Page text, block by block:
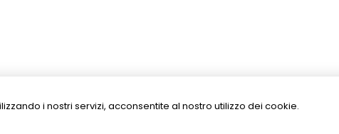
i nostri servizi, acconsentite al nostro utilizzo dei cookie.